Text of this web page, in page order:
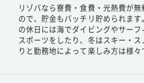
リゾバなら寮費・食費・光熱費が
ので、貯金もバッチリ貯められます
の休日には海でダイビングやサー
スポーツをしたり、冬はスキー・
りと勤務地によって楽しみ方は様々